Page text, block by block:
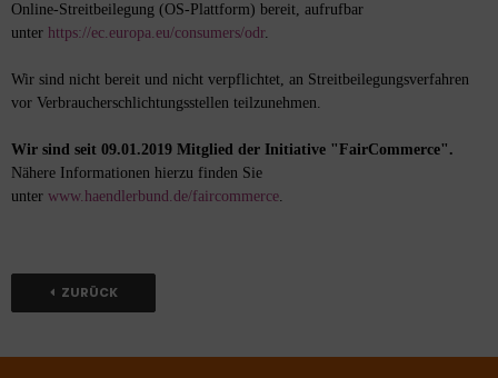
Online-Streitbeilegung (OS-Plattform) bereit, aufrufbar
unter https://ec.europa.eu/consumers/odr.
Wir sind nicht bereit und nicht verpflichtet, an Streitbeilegungsverfahren
vor Verbraucherschlichtungsstellen teilzunehmen.
Wir sind seit 09.01.2019 Mitglied der Initiative "FairCommerce".
Nähere Informationen hierzu finden Sie
unter www.haendlerbund.de/faircommerce.
ZURÜCK